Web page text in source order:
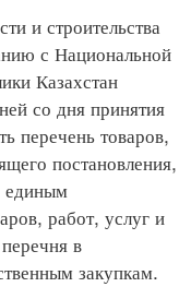
и строительства
с Национальной
Казахстан
со дня принятия
перечень товаров,
постановления,
единым
работ, услуг и
в
закупкам.